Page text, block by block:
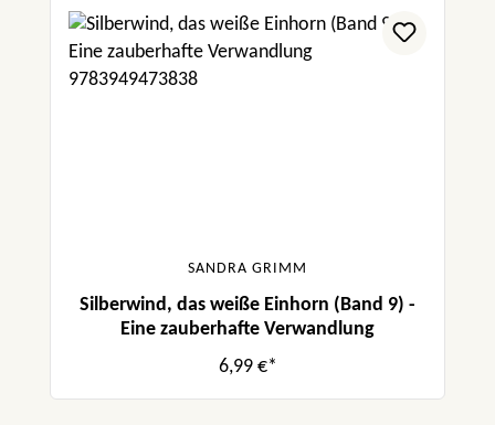
SANDRA GRIMM
Silberwind, das weiße Einhorn (Band 9) -
Eine zauberhafte Verwandlung
6,99 €*